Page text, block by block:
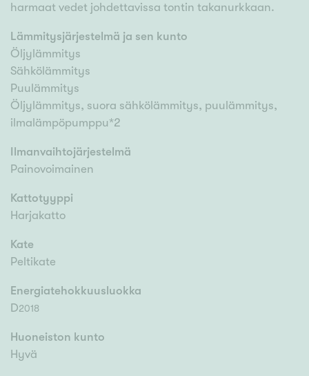
harmaat vedet johdettavissa tontin takanurkkaan.
Lämmitysjärjestelmä ja sen kunto
Öljylämmitys
Sähkölämmitys
Puulämmitys
Öljylämmitys, suora sähkölämmitys, puulämmitys,
ilmalämpöpumppu*2
Ilmanvaihtojärjestelmä
Painovoimainen
Kattotyyppi
Harjakatto
Kate
Peltikate
Energiatehokkuusluokka
D2018
Huoneiston kunto
Hyvä